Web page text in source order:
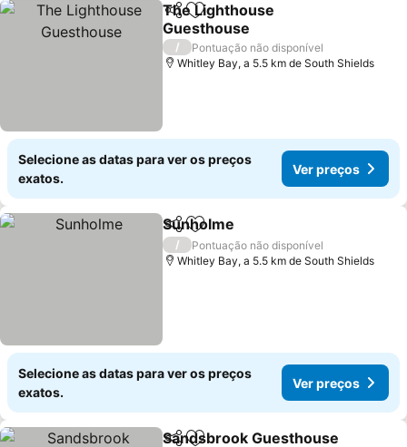
PartilharAdicionar aos favoritos
The Lighthouse
Guesthouse
Ver preços
/
Pontuação não disponível
Whitley Bay, a 5.5 km de South Shields
Selecione as datas para ver os preços
exatos.
Ver preços
PartilharAdicionar aos favoritos
Sunholme
/
Pontuação não disponível
Whitley Bay, a 5.5 km de South Shields
Selecione as datas para ver os preços
exatos.
Ver preços
Sandsbrook Guesthouse